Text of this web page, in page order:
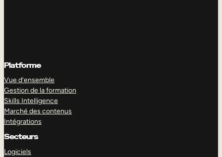
Platforme
Vue d’ensemble
Gestion de la formation
Skills Intelligence
Marché des contenus
Intégrations
Secteurs
Logiciels